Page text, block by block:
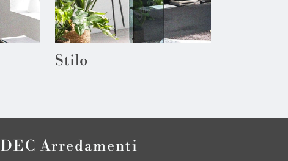
Stilo
DEC Arredamenti